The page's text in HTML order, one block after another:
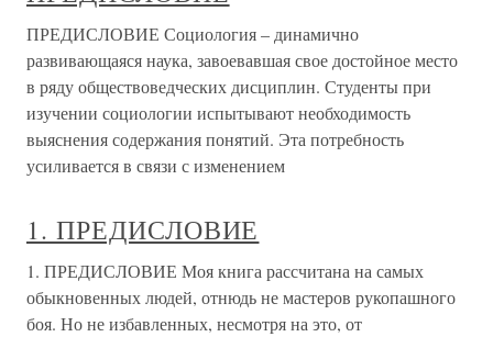
ПРЕДИСЛОВИЕ Социология – динамично
развивающаяся наука, завоевавшая свое достойное место
в ряду обществоведческих дисциплин. Студенты при
изучении социологии испытывают необходимость
выяснения содержания понятий. Эта потребность
усиливается в связи с изменением
1. ПРЕДИСЛОВИЕ
1. ПРЕДИСЛОВИЕ Моя книга рассчитана на самых
обыкновенных людей, отнюдь не мастеров рукопашного
боя. Но не избавленных, несмотря на это, от